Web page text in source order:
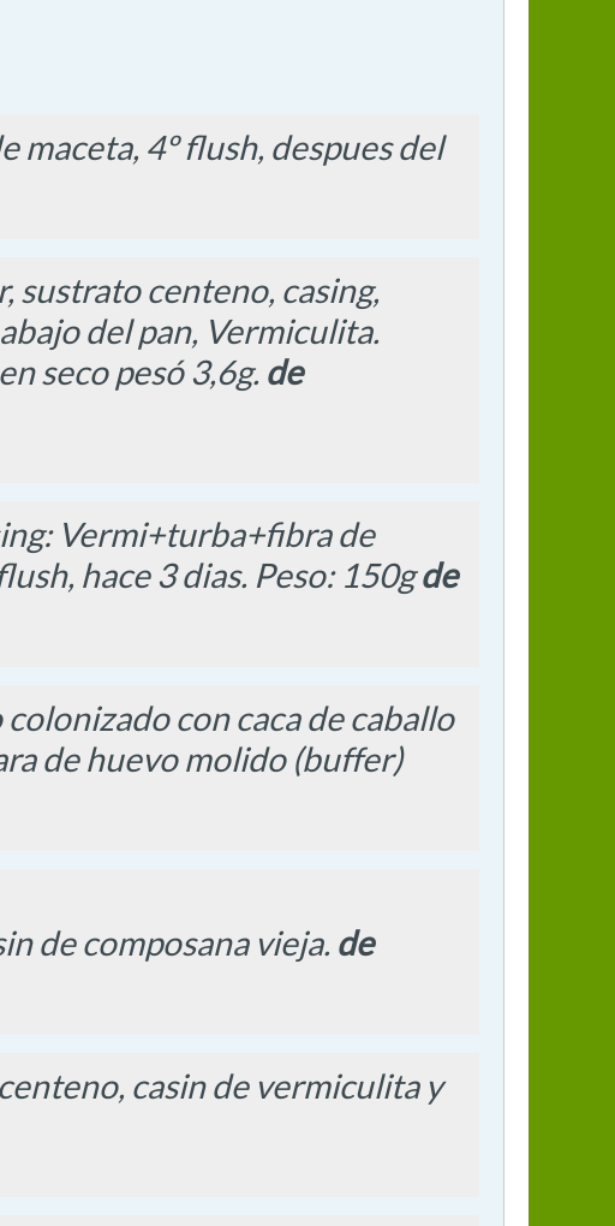
maceta, 4º flush, despues del
sustrato centeno, casing,
del pan, Vermiculita.
seco pesó 3,6g. de
Vermi+turba+fibra de
hace 3 dias. Peso: 150gde
con caca de caballo
de huevo molido (buffer)
de composana vieja. de
casin de vermiculita y